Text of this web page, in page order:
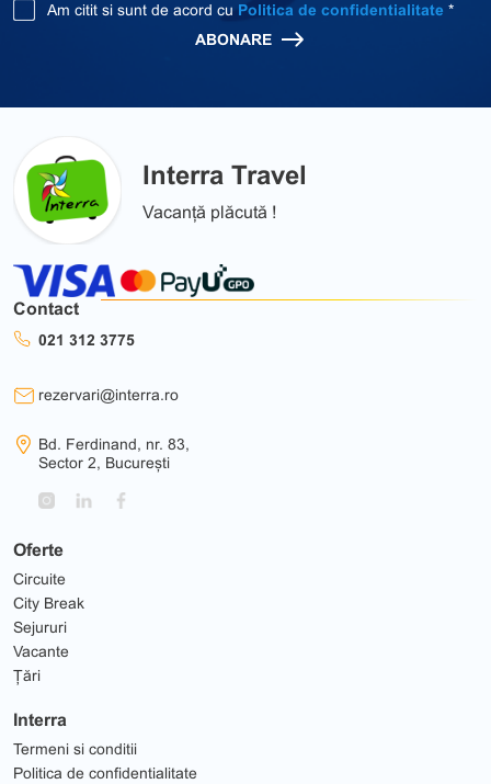
Am citit si sunt de acord cu Politica de confidentialitate *
ABONARE
Interra Travel
Vacanță plăcută !
Oferte
Circuite
City Break
Sejururi
Vacante
Țări
Interra
Termeni si conditii
Politica de confidentialitate
Contact
021 312 3775
rezervari@interra.ro
Bd. Ferdinand, nr. 83,
Sector 2, București